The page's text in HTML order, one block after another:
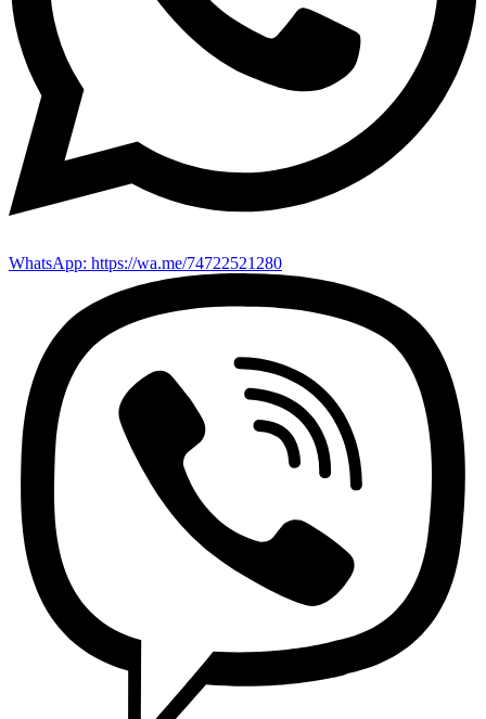
WhatsApp: https://wa.me/74722521280